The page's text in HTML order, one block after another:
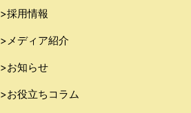
>採用情報
>メディア紹介
>お知らせ
>お役立ちコラム